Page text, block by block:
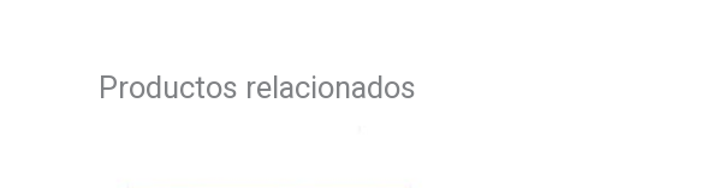
Productos relacionados